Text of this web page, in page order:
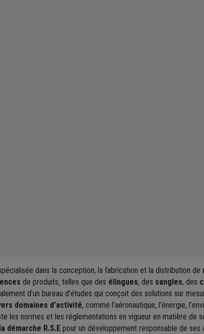
dans la conception, la fabrication et la distribution de
de produits, telles que des élingues, des sangles, des
d’un bureau d’études qui conçoit des solutions sur
domaines d’activité, comme l’aéronautique, l’énergie,
les normes et les réglementations en vigueur en matière de
démarche R.S.E pour un développement responsable de ses